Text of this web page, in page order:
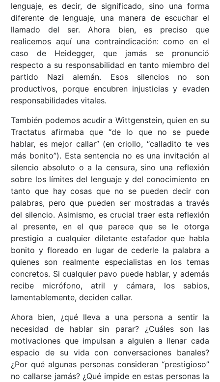
lenguaje, es decir, de significado, sino una forma
diferente de lenguaje, una manera de escuchar el
llamado del ser. Ahora bien, es preciso que
realicemos aquí una contraindicación: como en el
caso de Heidegger, que jamás se pronunció
respecto a su responsabilidad en tanto miembro del
partido Nazi alemán. Esos silencios no son
productivos, porque encubren injusticias y evaden
responsabilidades vitales.
También podemos acudir a Wittgenstein, quien en su
Tractatus afirmaba que “de lo que no se puede
hablar, es mejor callar” (en criollo, “calladito te ves
más bonito”). Esta sentencia no es una invitación al
silencio absoluto o a la censura, sino una reflexión
sobre los límites del lenguaje y del conocimiento en
tanto que hay cosas que no se pueden decir con
palabras, pero que pueden ser mostradas a través
del silencio. Asimismo, es crucial traer esta reflexión
al presente, en el que parece que se le otorga
prestigio a cualquier diletante estafador que habla
bonito y floreado en lugar de cederle la palabra a
quienes son realmente especialistas en los temas
concretos. Si cualquier pavo puede hablar, y además
recibe micrófono, atril y cámara, los sabios,
lamentablemente, deciden callar.
Ahora bien, ¿qué lleva a una persona a sentir la
necesidad de hablar sin parar? ¿Cuáles son las
motivaciones que impulsan a alguien a llenar cada
espacio de su vida con conversaciones banales?
¿Por qué algunas personas consideran “prestigioso”
no callarse jamás? ¿Qué impide en estas personas la